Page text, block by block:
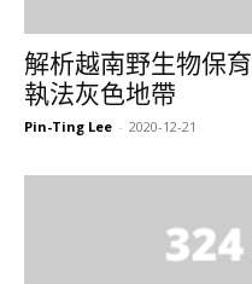
解析越南野生物保
執法灰色地帶
Pin-Ting Lee - 2020-12-21